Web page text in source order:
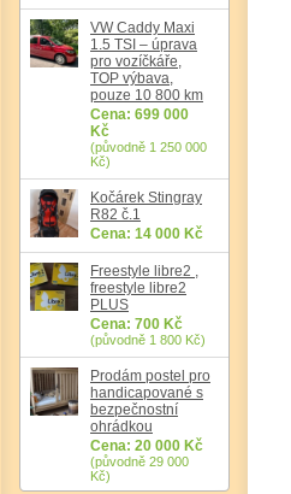
VW Caddy Maxi
1.5 TSI – úprava
pro vozíčkáře,
TOP výbava,
pouze 10 800 km
Cena: 699 000
Kč
(původně 1 250 000
Kč)
Kočárek Stingray
R82 č.1
Cena: 14 000 Kč
Freestyle libre2 ,
freestyle libre2
PLUS
Cena: 700 Kč
(původně 1 800 Kč)
Prodám postel pro
handicapované s
bezpečnostní
ohrádkou
Cena: 20 000 Kč
(původně 29 000
Kč)